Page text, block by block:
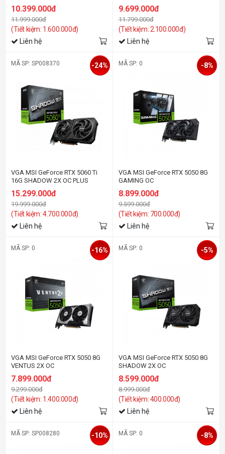
10.399.000đ
11.999.000đ
(Tiết kiệm: 1.600.000đ)
Liên hệ
9.699.000đ
11.799.000đ
(Tiết kiệm: 2.100.000đ)
Liên hệ
MÃ SP: SP008370
VGA MSI GeForce RTX 5060 Ti
16G SHADOW 2X OC PLUS
15.299.000đ
19.999.000đ
(Tiết kiệm: 4.700.000đ)
-24%
Liên hệ
MÃ SP: 0
VGA MSI GeForce RTX 5050 8G
GAMING OC
8.899.000đ
9.599.000đ
(Tiết kiệm: 700.000đ)
-8%
Liên hệ
MÃ SP: 0
VGA MSI GeForce RTX 5050 8G
VENTUS 2X OC
7.899.000đ
9.299.000đ
(Tiết kiệm: 1.400.000đ)
-16%
Liên hệ
MÃ SP: 0
VGA MSI GeForce RTX 5050 8G
SHADOW 2X OC
8.599.000đ
8.999.000đ
(Tiết kiệm: 400.000đ)
-5%
Liên hệ
MÃ SP: SP008280 -10% MÃ SP: 0 -8%